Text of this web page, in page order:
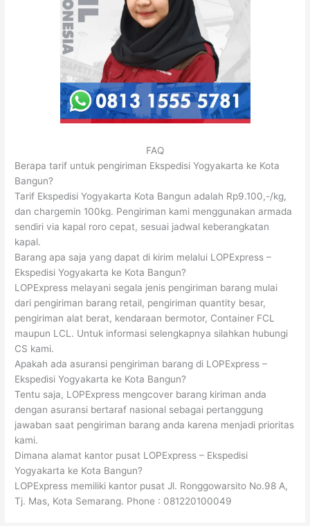
FAQ
Berapa tarif untuk pengiriman Ekspedisi Yogyakarta ke Kota
Bangun?
Tarif Ekspedisi Yogyakarta Kota Bangun adalah Rp9.100,-/kg,
dan chargemin 100kg. Pengiriman kami menggunakan armada
sendiri via kapal roro cepat, sesuai jadwal keberangkatan
kapal.
Barang apa saja yang dapat di kirim melalui LOPExpress –
Ekspedisi Yogyakarta ke Kota Bangun?
LOPExpress melayani segala jenis pengiriman barang mulai
dari pengiriman barang retail, pengiriman quantity besar,
pengiriman alat berat, kendaraan bermotor, Container FCL
maupun LCL. Untuk informasi selengkapnya silahkan hubungi
CS kami.
Apakah ada asuransi pengiriman barang di LOPExpress –
Ekspedisi Yogyakarta ke Kota Bangun?
Tentu saja, LOPExpress mengcover barang kiriman anda
dengan asuransi bertaraf nasional sebagai pertanggung
jawaban saat pengiriman barang anda karena menjadi prioritas
kami.
Dimana alamat kantor pusat LOPExpress – Ekspedisi
Yogyakarta ke Kota Bangun?
LOPExpress memiliki kantor pusat Jl. Ronggowarsito No.98 A,
Tj. Mas, Kota Semarang. Phone : 081220100049